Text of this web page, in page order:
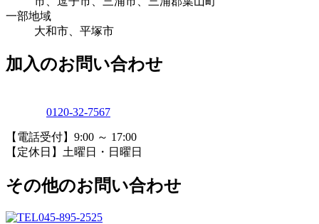
一部地域
大和市、平塚市
加入のお問い合わせ
0120-32-7567
【電話受付】9:00 ～ 17:00
【定休日】土曜日・日曜日
その他のお問い合わせ
045-895-2525